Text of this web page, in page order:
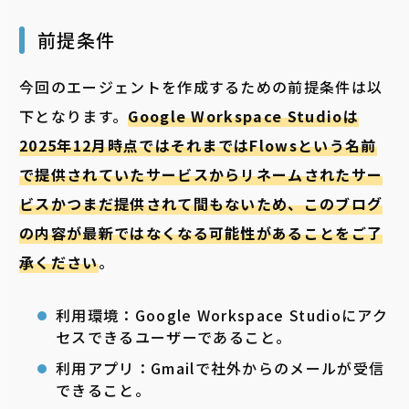
前提条件
今回のエージェントを作成するための前提条件は以
下となります。Google Workspace Studioは
2025年12月時点ではそれまではFlowsという名前
で提供されていたサービスからリネームされたサー
ビスかつまだ提供されて間もないため、このブログ
の内容が最新ではなくなる可能性があることをご了
承ください。
利用環境：Google Workspace Studioにアク
セスできるユーザーであること。
利用アプリ：Gmailで社外からのメールが受信
できること。